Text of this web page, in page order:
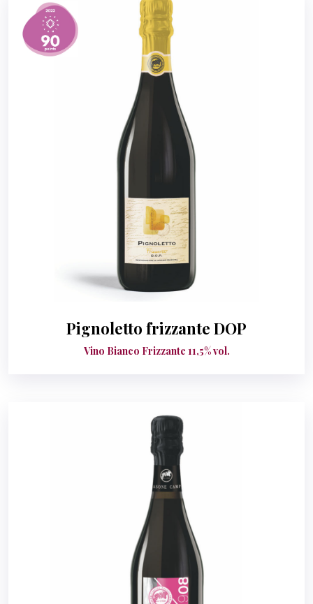
Pignoletto frizzante DOP
Vino Bianco Frizzante 11,5% vol.